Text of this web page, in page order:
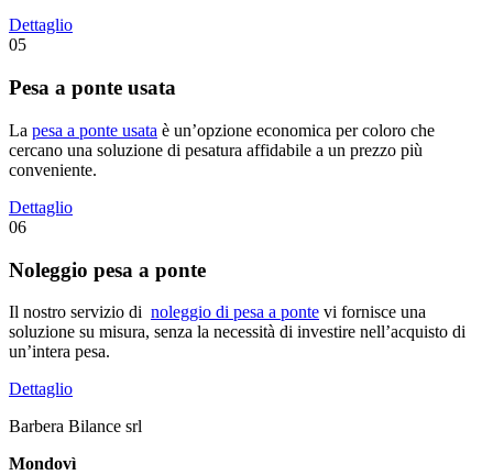
Dettaglio
05
Pesa a ponte usata
La pesa a ponte usata è un’opzione economica per coloro che
cercano una soluzione di pesatura affidabile a un prezzo più
conveniente.
Dettaglio
06
Noleggio pesa a ponte
Il nostro servizio di noleggio di pesa a ponte vi fornisce una
soluzione su misura, senza la necessità di investire nell’acquisto di
un’intera pesa.
Dettaglio
Barbera Bilance srl
Mondovì